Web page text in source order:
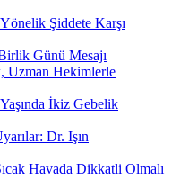
Yönelik Şiddete Karşı
Günü Mesajı
Uzman Hekimlerle
İkiz Gebelik
Dr. Işın
Havada Dikkatli Olmalı